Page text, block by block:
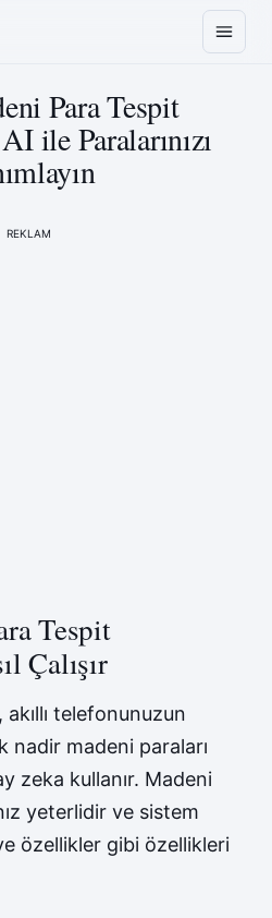
Para Tespit
ile Paralarınızı
REKLAM
Tespit
Çalışır
telefonunuzun
nadir madeni paraları
zeka kullanır. Madeni
yeterlidir ve sistem
özellikler gibi özellikleri